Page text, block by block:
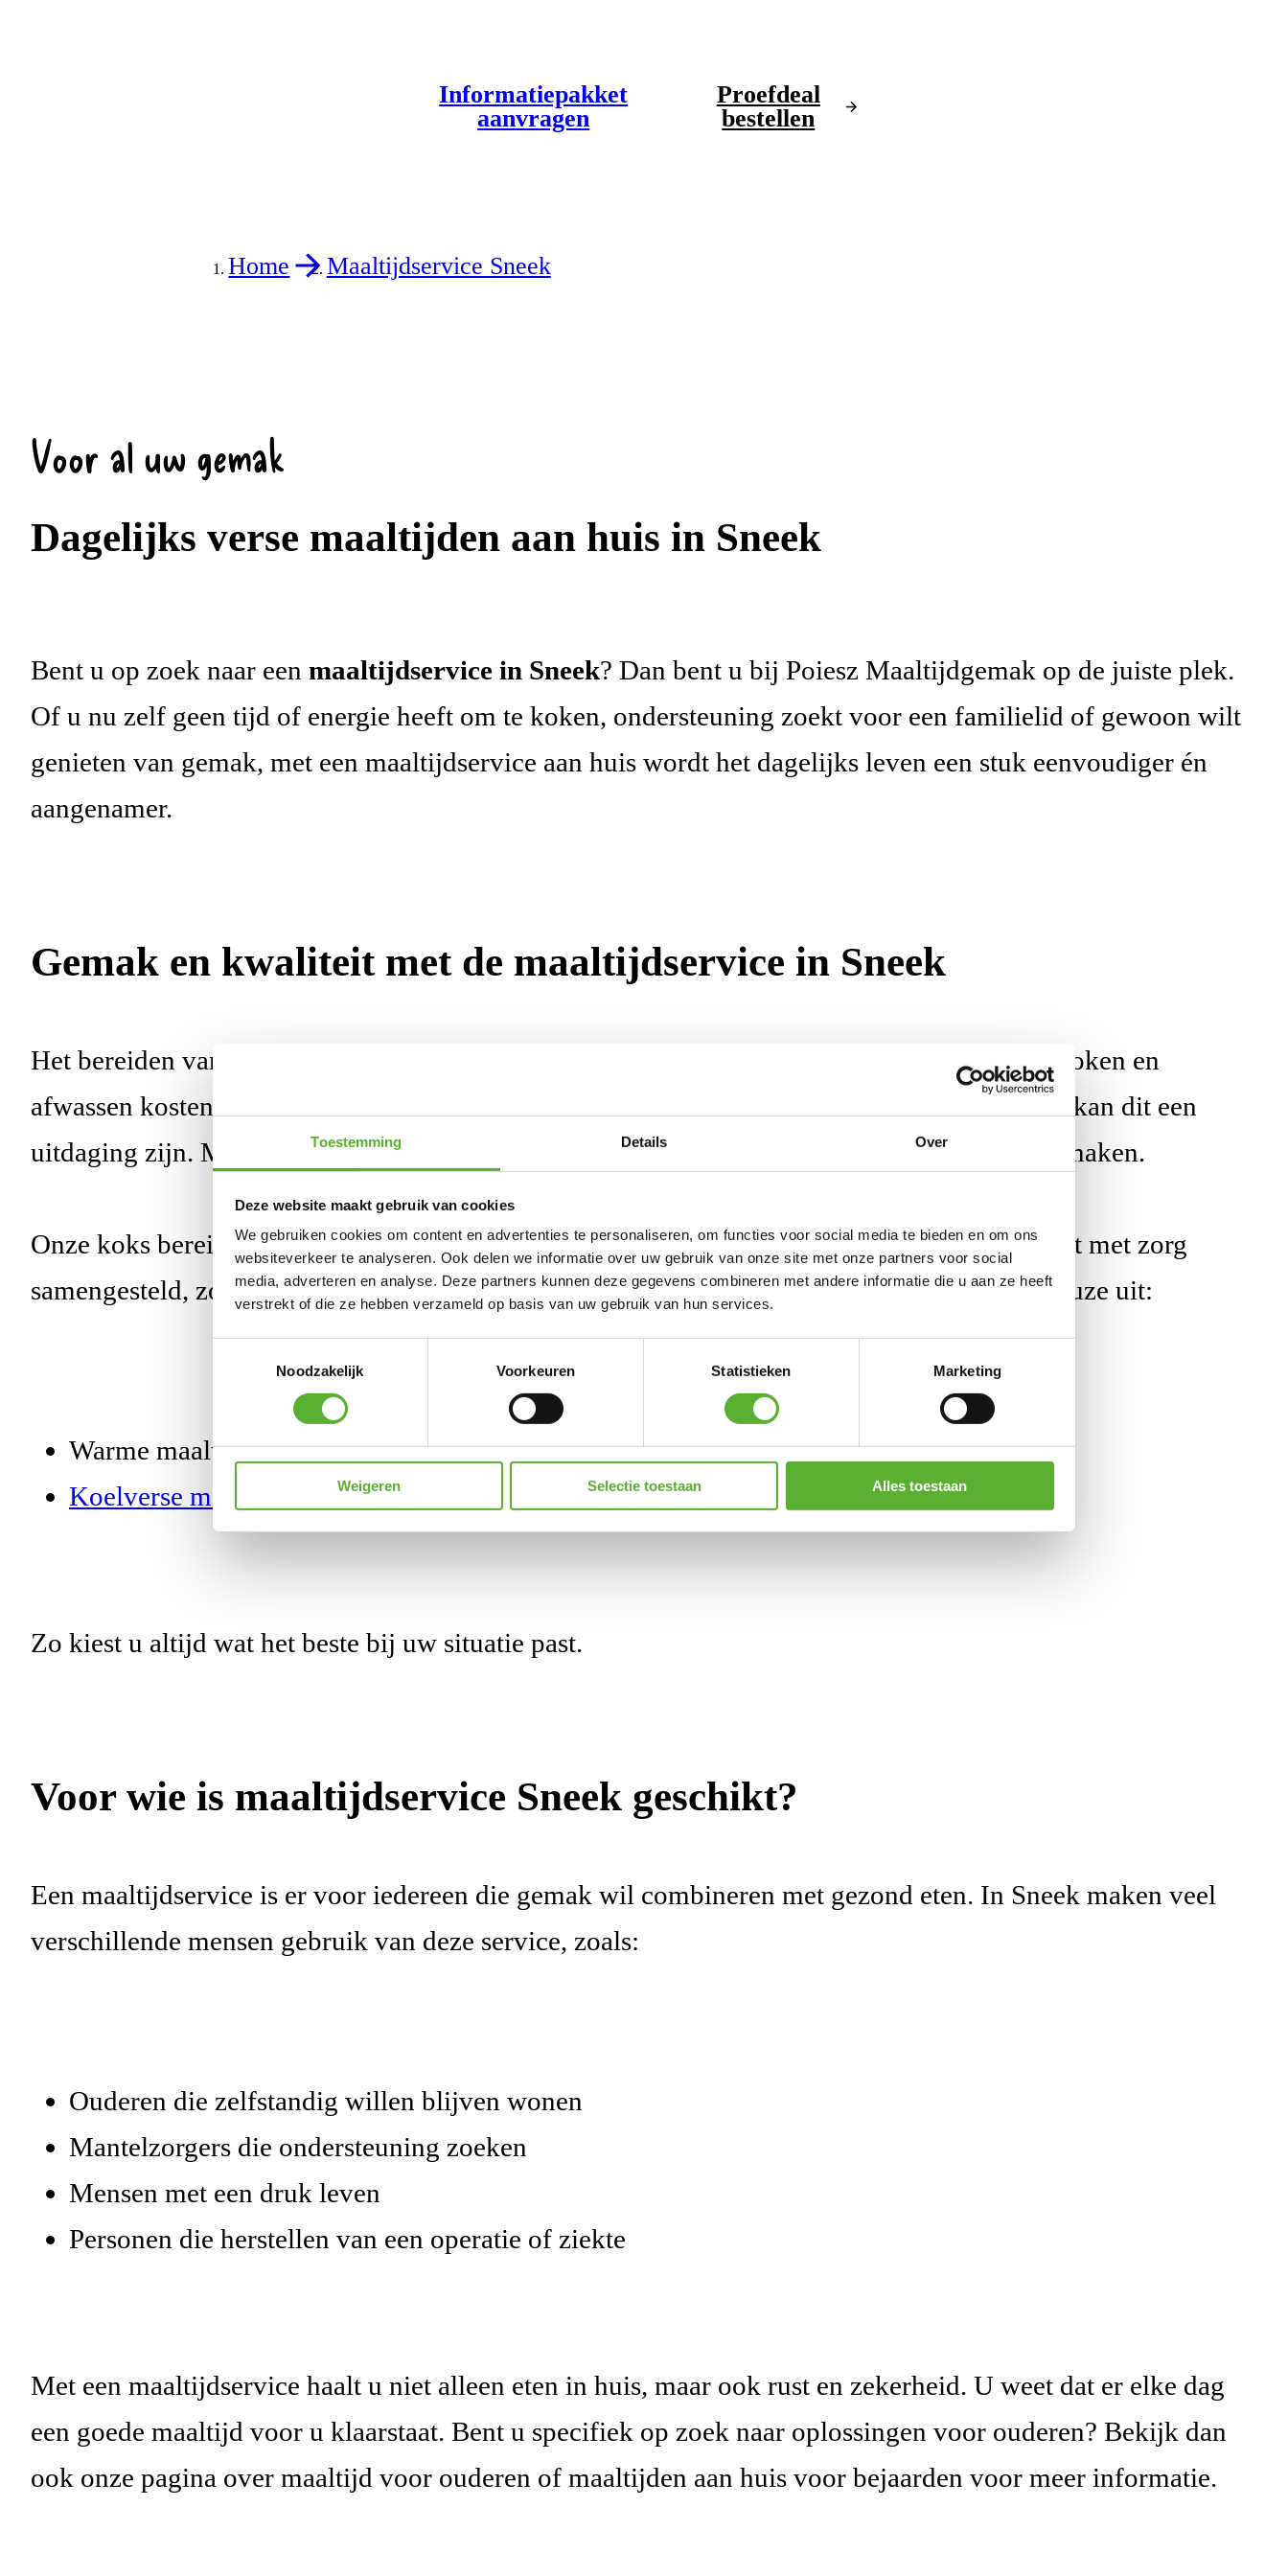
Toestemming Details Over
Deze website maakt gebruik van cookies
We gebruiken cookies om content en advertenties te personaliseren, om functies voor social media te bieden en om ons
websiteverkeer te analyseren. Ook delen we informatie over uw gebruik van onze site met onze partners voor social
media, adverteren en analyse. Deze partners kunnen deze gegevens combineren met andere informatie die u aan ze heeft
verstrekt of die ze hebben verzameld op basis van uw gebruik van hun services.
Noodzakelijk
Voorkeuren Statistieken Marketing
Weigeren Selectie toestaan Alles toestaan
Informatiepakket
aanvragen
Proefdeal
bestellen
Home
> Maaltijdservice Sneek
Voor al uw gemak
Dagelijks verse maaltijden aan huis in Sneek
Bent u op zoek naar een maaltijdservice in Sneek? Dan bent u bij Poiesz Maaltijdgemak op de juiste plek.
Of u nu zelf geen tijd of energie heeft om te koken, ondersteuning zoekt voor een familielid of gewoon wilt
genieten van gemak, met een maaltijdservice aan huis wordt het dagelijks leven een stuk eenvoudiger én
aangenamer.
Gemak en kwaliteit met de maaltijdservice in Sneek
Het bereiden van een gezonde maaltijd is niet altijd vanzelfsprekend. Boodschappen doen, koken en
afwassen kosten tijd en energie. Zeker voor ouderen of mensen die herstellen van een ziekte kan dit een
uitdaging zijn. Met een maaltijdservice in Sneek hoeft u zich hier geen zorgen meer over te maken.
Onze koks bereiden dagelijks verse maaltijden met producten van hoge kwaliteit. Alles wordt met zorg
samengesteld, zodat u verzekerd bent van een voedzame en gevarieerde maaltijd. U heeft keuze uit:
Warme maaltijden die direct klaar zijn om te eten
Koelverse maaltijden
die u later eenvoudig opwarmt
Zo kiest u altijd wat het beste bij uw situatie past.
Voor wie is maaltijdservice Sneek geschikt?
Een maaltijdservice is er voor iedereen die gemak wil combineren met gezond eten. In Sneek maken veel
verschillende mensen gebruik van deze service, zoals:
Ouderen die zelfstandig willen blijven wonen
Mantelzorgers die ondersteuning zoeken
Mensen met een druk leven
Personen die herstellen van een operatie of ziekte
Met een maaltijdservice haalt u niet alleen eten in huis, maar ook rust en zekerheid. U weet dat er elke dag
een goede maaltijd voor u klaarstaat. Bent u specifiek op zoek naar oplossingen voor ouderen? Bekijk dan
ook onze pagina over maaltijd voor ouderen of maaltijden aan huis voor bejaarden voor meer informatie.